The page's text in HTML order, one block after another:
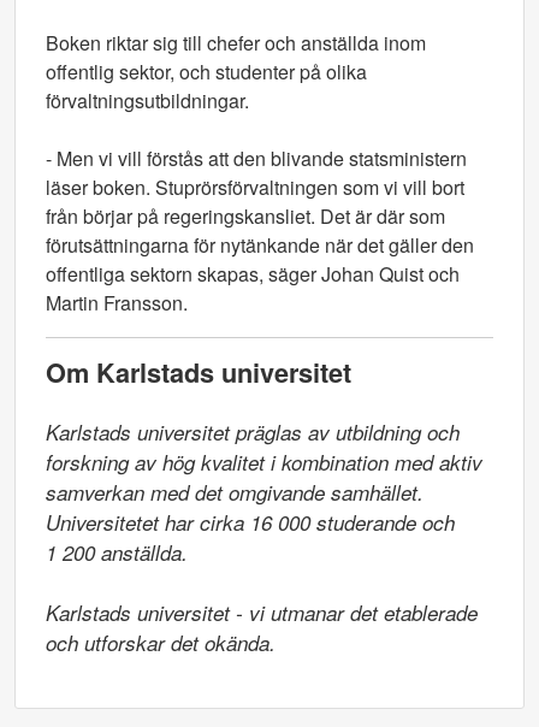
Boken riktar sig till chefer och anställda inom
offentlig sektor, och studenter på olika
förvaltningsutbildningar.
- Men vi vill förstås att den blivande statsministern
läser boken. Stuprörsförvaltningen som vi vill bort
från börjar på regeringskansliet. Det är där som
förutsättningarna för nytänkande när det gäller den
offentliga sektorn skapas, säger Johan Quist och
Martin Fransson.
Om Karlstads universitet
Karlstads universitet präglas av utbildning och
forskning av hög kvalitet i kombination med aktiv
samverkan med det omgivande samhället.
Universitetet har cirka 16 000 studerande och
1 200 anställda.
Karlstads universitet - vi utmanar det etablerade
och utforskar det okända.